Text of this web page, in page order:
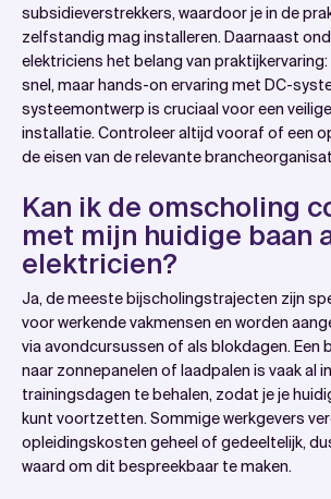
subsidieverstrekkers, waardoor je in de
zelfstandig mag installeren. Daarnaast
elektriciens het belang van
snel, maar hands-on ervaring met DC-
systeemontwerp is cruciaal voor een
installatie. Controleer altijd vooraf of een
de eisen van de relevante
Kan ik de omscholing
met mijn huidige baan
elektricien?
Ja, de meeste bijscholingstrajecten zijn
voor werkende vakmensen en worden
via avondcursussen of als blokdagen. Een
naar zonnepanelen of laadpalen is vaak al
trainingsdagen te behalen, zodat je je
kunt voortzetten. Sommige werkgevers
opleidingskosten geheel of gedeeltelijk,
waard om dit bespreekbaar te maken.